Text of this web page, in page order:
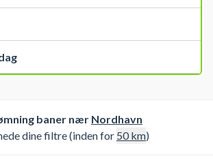
baner nær Nordhavn
dine filtre (inden for 50km)